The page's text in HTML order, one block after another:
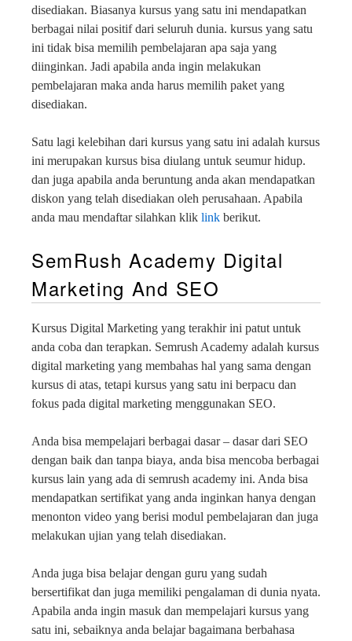
disediakan. Biasanya kursus yang satu ini mendapatkan
berbagai nilai positif dari seluruh dunia. kursus yang satu
ini tidak bisa memilih pembelajaran apa saja yang
diinginkan. Jadi apabila anda ingin melakukan
pembelajaran maka anda harus memilih paket yang
disediakan.
Satu lagi kelebihan dari kursus yang satu ini adalah kursus
ini merupakan kursus bisa diulang untuk seumur hidup.
dan juga apabila anda beruntung anda akan mendapatkan
diskon yang telah disediakan oleh perusahaan. Apabila
anda mau mendaftar silahkan klik link berikut.
SemRush Academy Digital
Marketing And SEO
Kursus Digital Marketing yang terakhir ini patut untuk
anda coba dan terapkan. Semrush Academy adalah kursus
digital marketing yang membahas hal yang sama dengan
kursus di atas, tetapi kursus yang satu ini berpacu dan
fokus pada digital marketing menggunakan SEO.
Anda bisa mempelajari berbagai dasar – dasar dari SEO
dengan baik dan tanpa biaya, anda bisa mencoba berbagai
kursus lain yang ada di semrush academy ini. Anda bisa
mendapatkan sertifikat yang anda inginkan hanya dengan
menonton video yang berisi modul pembelajaran dan juga
melakukan ujian yang telah disediakan.
Anda juga bisa belajar dengan guru yang sudah
bersertifikat dan juga memiliki pengalaman di dunia nyata.
Apabila anda ingin masuk dan mempelajari kursus yang
satu ini, sebaiknya anda belajar bagaimana berbahasa